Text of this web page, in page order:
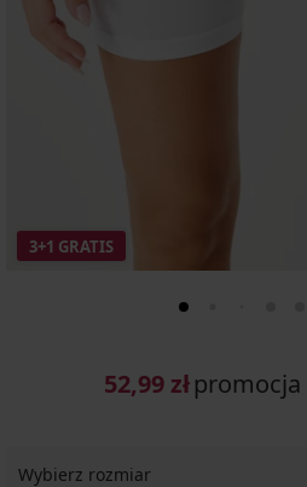
3+1 GRATIS
52,99 zł promocja
Wybierz rozmiar